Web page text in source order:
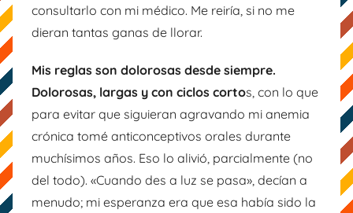
consultarlo con mi médico. Me reiría, si no me
dieran tantas ganas de llorar.
Mis reglas son dolorosas desde siempre.
Dolorosas, largas y con ciclos cortos, con lo que
para evitar que siguieran agravando mi anemia
crónica tomé anticonceptivos orales durante
muchísimos años. Eso lo alivió, parcialmente (no
del todo). «Cuando des a luz se pasa», decían a
menudo; mi esperanza era que esa había sido la